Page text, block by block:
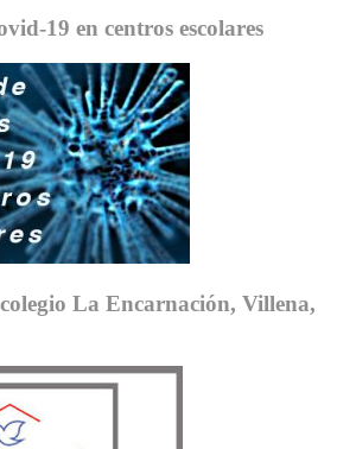
19 en centros escolares
La Encarnación, Villena,